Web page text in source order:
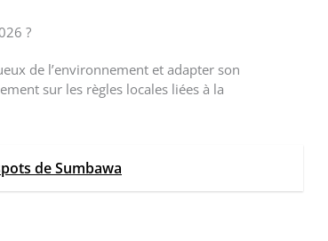
?
de l’environnement et adapter son
sur les règles locales liées à la
de Sumbawa